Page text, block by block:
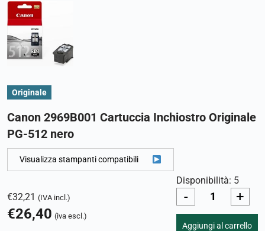
Originale
Canon 2969B001 Cartuccia Inchiostro Originale
PG-512 nero
Visualizza stampanti compatibili
€32,21 (IVA incl.)
€26,40 (iva escl.)
Disponibilità: 5
- +
Aggiungi al carrello